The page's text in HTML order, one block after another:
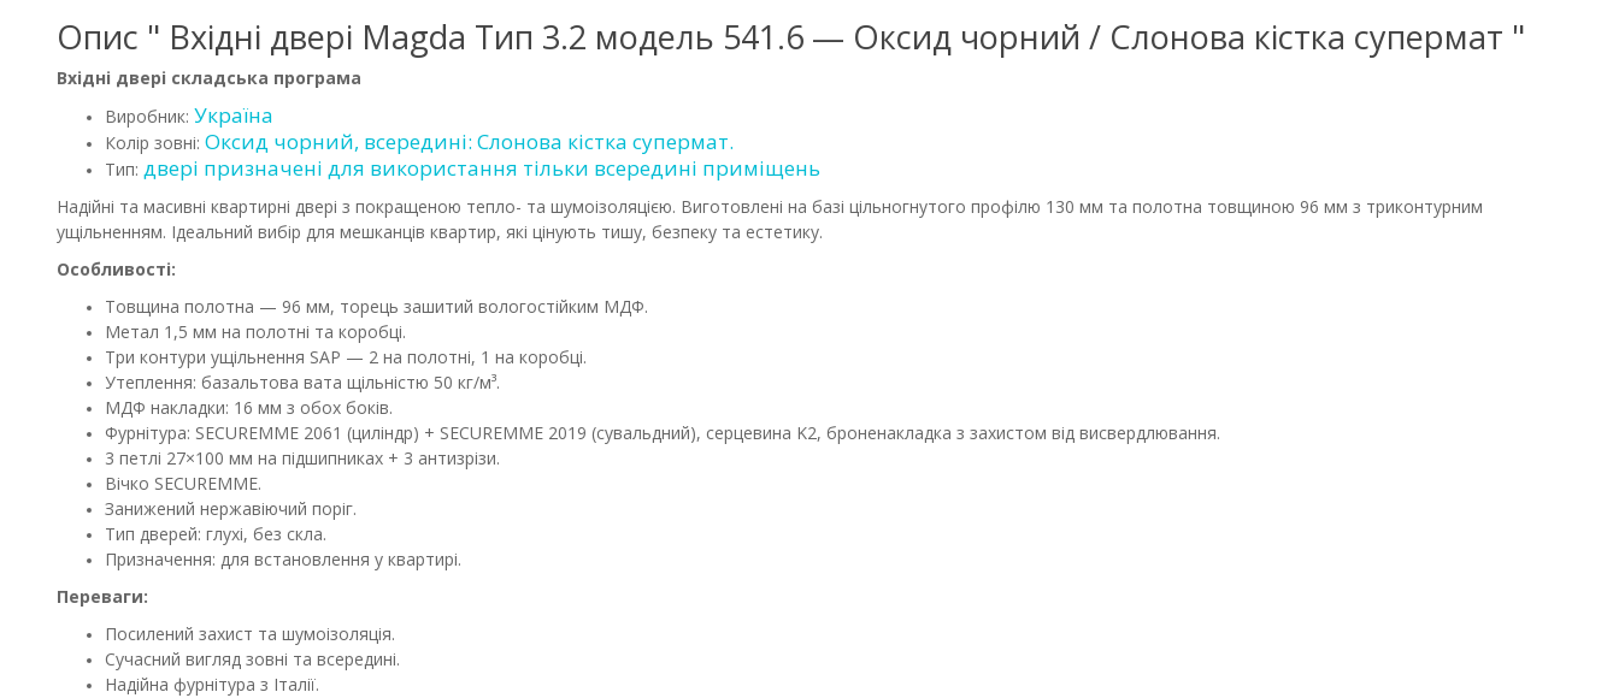
Опис " Вхідні двері Magda Тип 3.2 модель 541.6 — Оксид чорний / Слонова кістка супермат "
Вхідні двері складська програма
Виробник: Україна
Колір зовні: Оксид чорний, всередині: Слонова кістка супермат.
Тип: двері призначені для використання тільки всередині приміщень
Надійні та масивні квартирні двері з покращеною тепло- та шумоізоляцією. Виготовлені на базі цільногнутого профілю 130 мм та полотна товщиною 96 мм з триконтурним
ущільненням. Ідеальний вибір для мешканців квартир, які цінують тишу, безпеку та естетику.
Особливості:
Товщина полотна — 96 мм, торець зашитий вологостійким МДФ.
Метал 1,5 мм на полотні та коробці.
Три контури ущільнення SAP — 2 на полотні, 1 на коробці.
Утеплення: базальтова вата щільністю 50 кг/м³.
МДФ накладки: 16 мм з обох боків.
Фурнітура: SECUREMME 2061 (циліндр) + SECUREMME 2019 (сувальдний), серцевина K2, броненакладка з захистом від висвердлювання.
3 петлі 27×100 мм на підшипниках + 3 антизрізи.
Вічко SECUREMME.
Занижений нержавіючий поріг.
Тип дверей: глухі, без скла.
Призначення: для встановлення у квартирі.
Переваги:
Посилений захист та шумоізоляція.
Сучасний вигляд зовні та всередині.
Надійна фурнітура з Італії.